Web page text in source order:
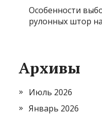
Особенности
рулонных штор
Архивы
Июль 2026
Январь 2026